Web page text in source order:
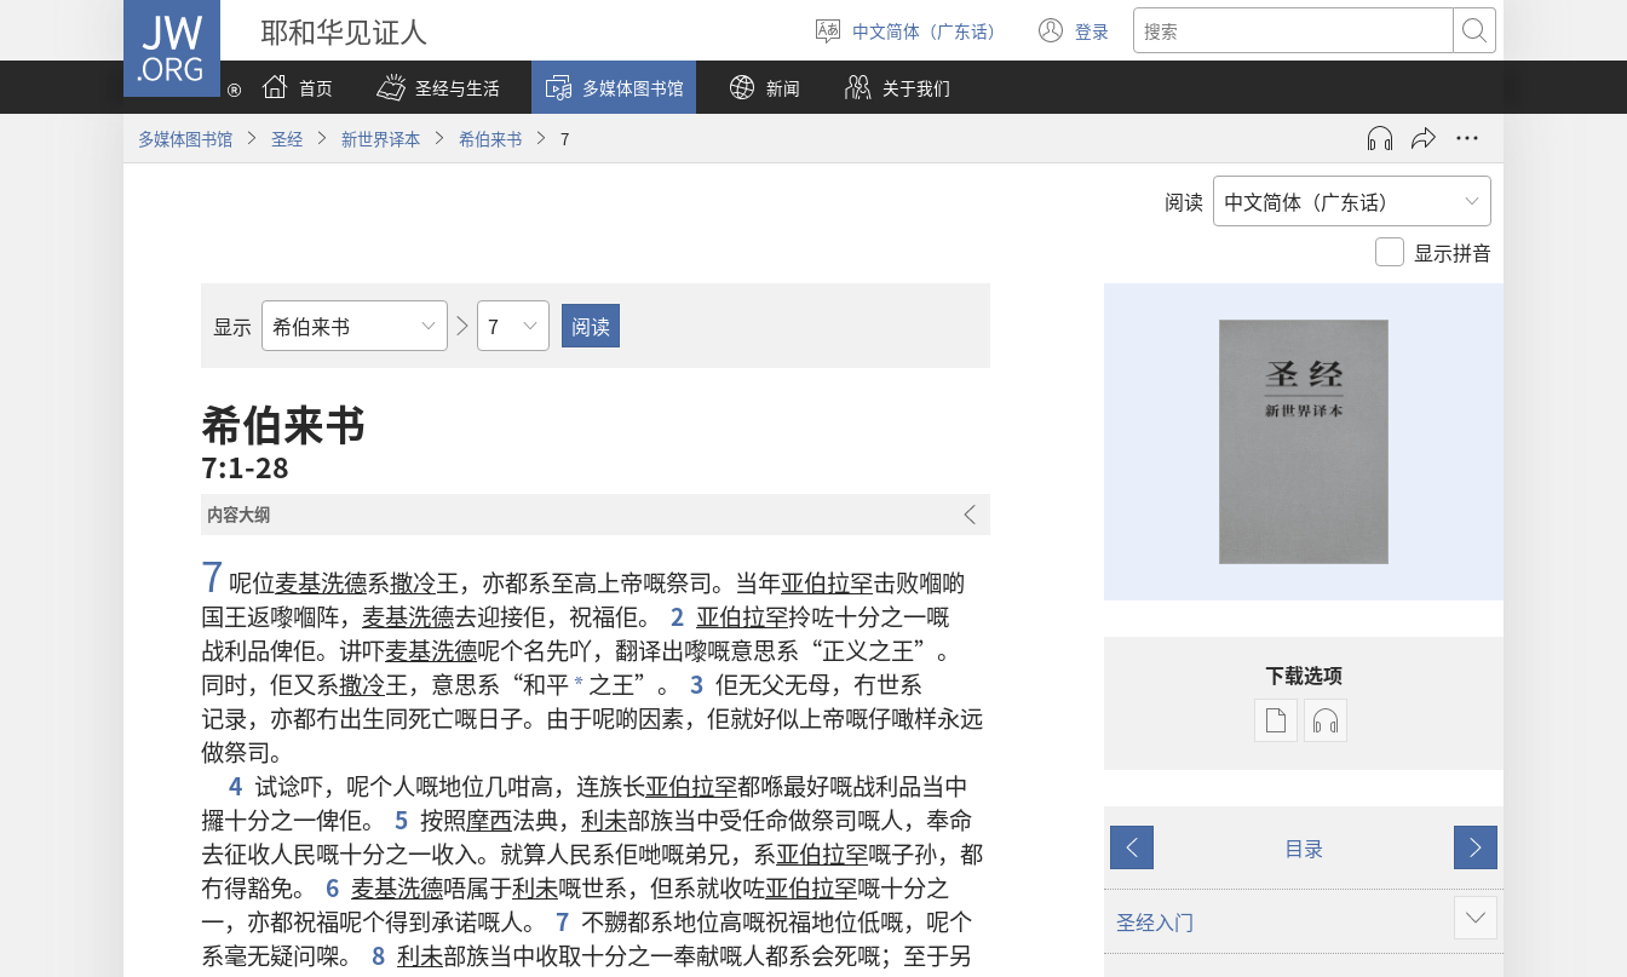
JW.ORG 耶和华见证人
选
择
语
言
中文简体（广东话） 登录
（打
开
窗
搜
索
首页
圣经与生活 多媒体图书馆 新闻 关于我们
多媒体图书馆 圣经 新世界译本 希伯来书 7
阅读
显示拼音
显示
圣
经
卷
章
希伯来书
7:1-28
内容大纲
7 呢位麦基洗德系撒冷王， 亦都系至高上帝嘅祭司。 当年亚伯拉罕击败嗰啲
国王返嚟嗰阵， 麦基洗德去迎接佢， 祝福佢。 2 亚伯拉罕拎咗十分之一嘅
战利品俾佢。 讲吓麦基洗德呢个名先吖， 翻译出嚟嘅意思系 “正义之王”。
同时， 佢又系撒冷王， 意思系 “和平* 之王”。 3 佢无父无母， 冇世系
记录， 亦都冇出生同死亡嘅日子。 由于呢啲因素， 佢就好似上帝嘅仔噉样永远
做祭司。
4 试谂吓， 呢个人嘅地位几咁高， 连族长亚伯拉罕都喺最好嘅战利品当中
攞十分之一俾佢。 5 按照摩西法典， 利未部族当中受任命做祭司嘅人， 奉命
去征收人民嘅十分之一收入。 就算人民系佢哋嘅弟兄， 系亚伯拉罕嘅子孙， 都
冇得豁免。 6 麦基洗德唔属于利未嘅世系， 但系就收咗亚伯拉罕嘅十分之
一， 亦都祝福呢个得到承诺嘅人。 7 不嬲都系地位高嘅祝福地位低嘅， 呢个
系毫无疑问㗎。 8 利未部族当中收取十分之一奉献嘅人都系会死嘅； 至于另
下载选项
电
物
录
上
一
页
目录
下
一
页
圣经入门
显
示